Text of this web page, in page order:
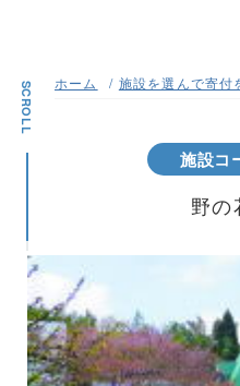
SCROLL ホーム 施設を選んで寄付
施設コ
野の